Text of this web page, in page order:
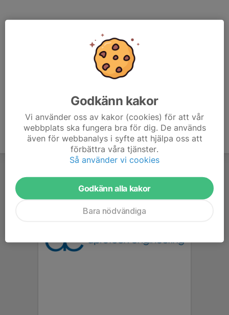
Godkänn kakor
Vi använder oss av kakor (cookies) för att vår
webbplats ska fungera bra för dig. De används
även för webbanalys i syfte att hjälpa oss att
förbättra våra tjänster.
Så använder vi cookies
Godkänn alla kakor
Bara nödvändiga